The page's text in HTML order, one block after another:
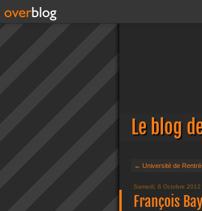
Le blog
← Université de
Samedi, 6 Octobre 2012
François